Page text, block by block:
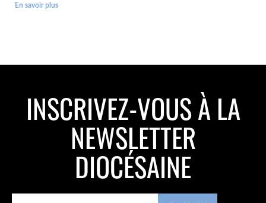
En savoir plus
INSCRIVEZ-VOUS À LA
NEWSLETTER
DIOCÉSAINE